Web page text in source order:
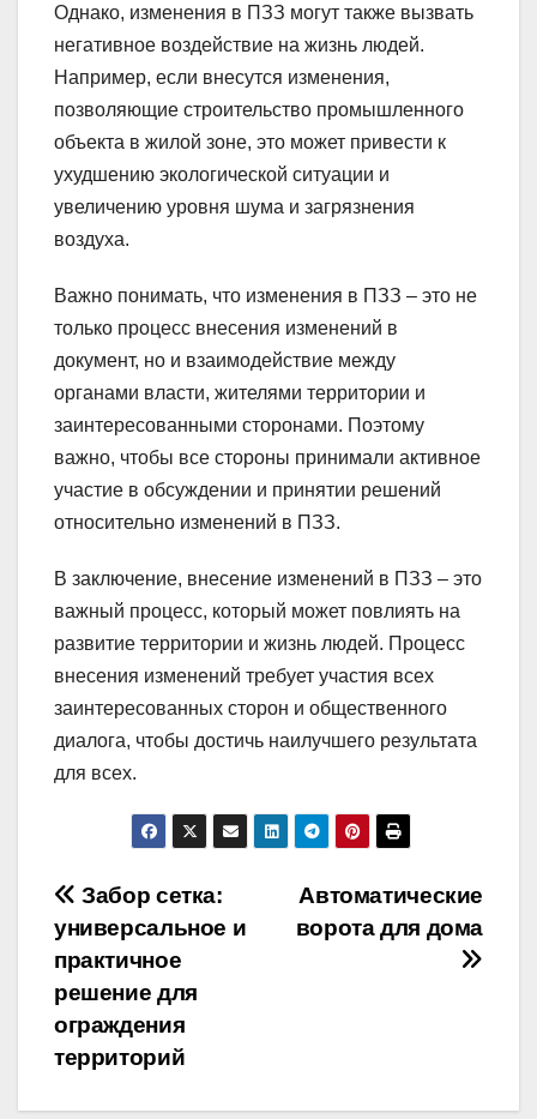
Однако, изменения в ПЗЗ могут также вызвать
негативное воздействие на жизнь людей.
Например, если внесутся изменения,
позволяющие строительство промышленного
объекта в жилой зоне, это может привести к
ухудшению экологической ситуации и
увеличению уровня шума и загрязнения
воздуха.
Важно понимать, что изменения в ПЗЗ – это не
только процесс внесения изменений в
документ, но и взаимодействие между
органами власти, жителями территории и
заинтересованными сторонами. Поэтому
важно, чтобы все стороны принимали активное
участие в обсуждении и принятии решений
относительно изменений в ПЗЗ.
В заключение, внесение изменений в ПЗЗ – это
важный процесс, который может повлиять на
развитие территории и жизнь людей. Процесс
внесения изменений требует участия всех
заинтересованных сторон и общественного
диалога, чтобы достичь наилучшего результата
для всех.
Навигация
по
записям
Автоматические
ворота для дома
Забор сетка:
универсальное и
практичное
решение для
ограждения
территорий